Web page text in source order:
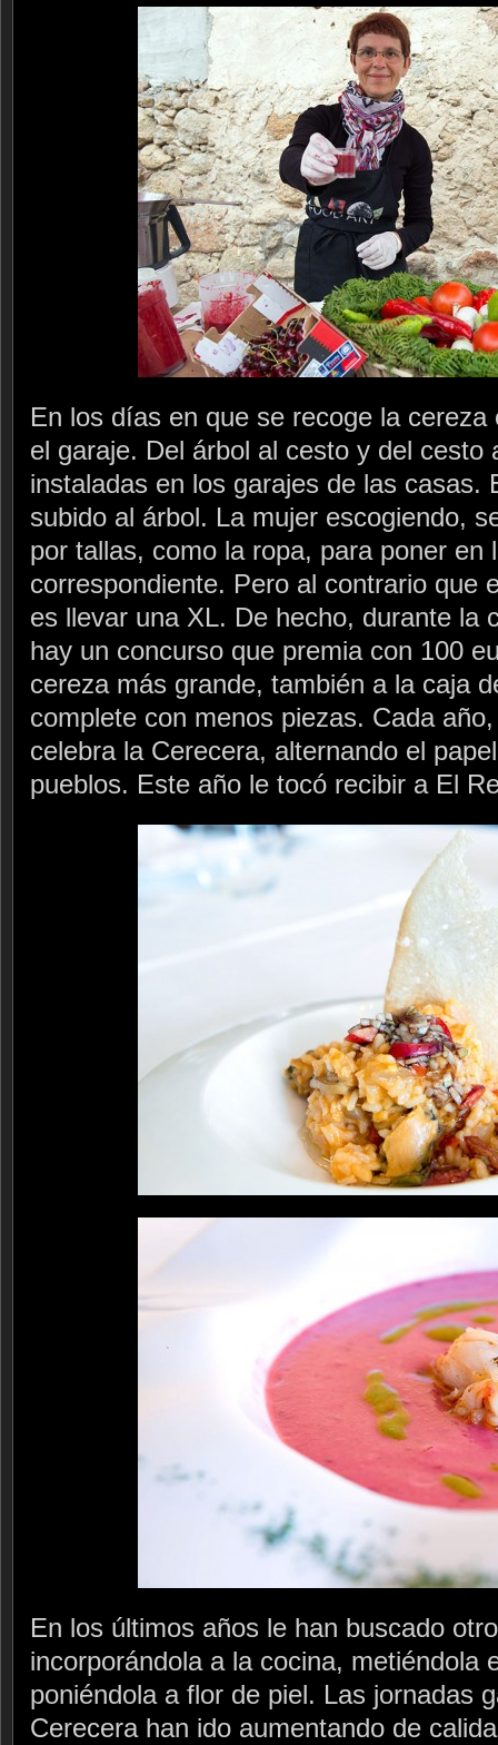
En los días en que se recoge la
el garaje. Del árbol al cesto y del cesto
instaladas en los garajes de las casas.
subido al árbol. La mujer escogiendo,
por tallas, como la ropa, para poner en
correspondiente. Pero al contrario que
es llevar una XL. De hecho, durante la
hay un concurso que premia con 100
cereza más grande, también a la caja
complete con menos piezas. Cada
celebra la Cerecera, alternando el
pueblos. Este año le tocó recibir a El
En los últimos años le han buscado
incorporándola a la cocina, metiéndola
poniéndola a flor de piel. Las jornadas
Cerecera han ido aumentando de